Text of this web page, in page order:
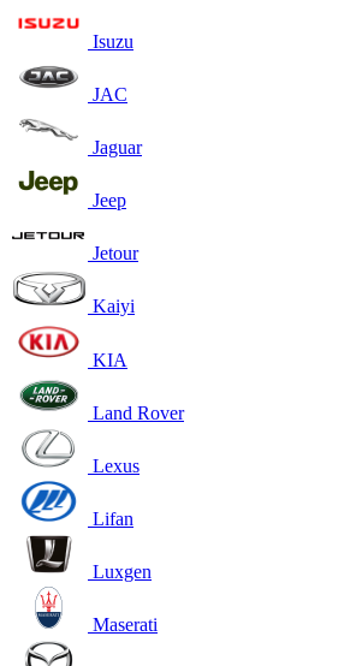
Isuzu
JAC
Jaguar
Jeep
Jetour
Kaiyi
KIA
Land Rover
Lexus
Lifan
Luxgen
Maserati